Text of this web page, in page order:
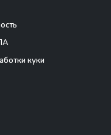
куки